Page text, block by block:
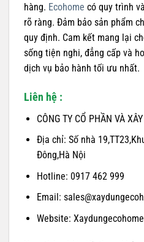
hàng. Ecohome có quy trình
rõ ràng. Đảm bảo sản phẩm
quy định. Cam kết mang lại
sống tiện nghi, đẳng cấp và
dịch vụ bảo hành tối ưu nhất.
Liên hệ :
CÔNG TY CỔ PHẦN VÀ
Địa chỉ: Số nhà
Đông,Hà Nội
Hotline: 0917 462 999
Email:
Website: